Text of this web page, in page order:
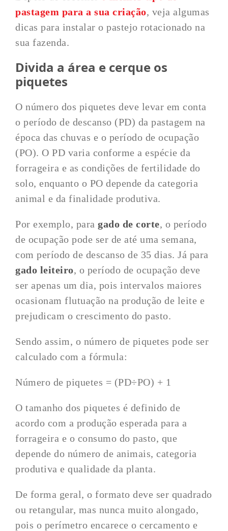
pastagem para a sua criação, veja algumas
dicas para instalar o pastejo rotacionado na
sua fazenda.
Divida a área e cerque os
piquetes
O número dos piquetes deve levar em conta
o período de descanso (PD) da pastagem na
época das chuvas e o período de ocupação
(PO). O PD varia conforme a espécie da
forrageira e as condições de fertilidade do
solo, enquanto o PO depende da categoria
animal e da finalidade produtiva.
Por exemplo, paragado de corte, o período
de ocupação pode ser de até uma semana,
com período de descanso de 35 dias. Já para
gado leiteiro, o período de ocupação deve
ser apenas um dia, pois intervalos maiores
ocasionam flutuação na produção de leite e
prejudicam o crescimento do pasto.
Sendo assim, o número de piquetes pode ser
calculado com a fórmula:
Número de piquetes = (PD÷PO) + 1
O tamanho dos piquetes é definido de
acordo com a produção esperada para a
forrageira e o consumo do pasto, que
depende do número de animais, categoria
produtiva e qualidade da planta.
De forma geral, o formato deve ser quadrado
ou retangular, mas nunca muito alongado,
pois o perímetro encarece o cercamento e